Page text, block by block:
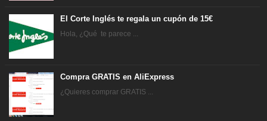
El Corte Inglés te regala un cupón de 15€
Hola, ¿Qué te parece ...
Compra GRATIS en AliExpress
¿Quieres comprar GRATIS ...